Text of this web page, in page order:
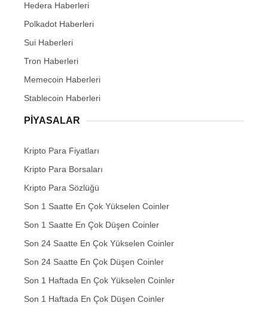
Hedera Haberleri
Polkadot Haberleri
Sui Haberleri
Tron Haberleri
Memecoin Haberleri
Stablecoin Haberleri
PIYASALAR
Kripto Para Fiyatları
Kripto Para Borsaları
Kripto Para Sözlüğü
Son 1 Saatte En Çok Yükselen Coinler
Son 1 Saatte En Çok Düşen Coinler
Son 24 Saatte En Çok Yükselen Coinler
Son 24 Saatte En Çok Düşen Coinler
Son 1 Haftada En Çok Yükselen Coinler
Son 1 Haftada En Çok Düşen Coinler